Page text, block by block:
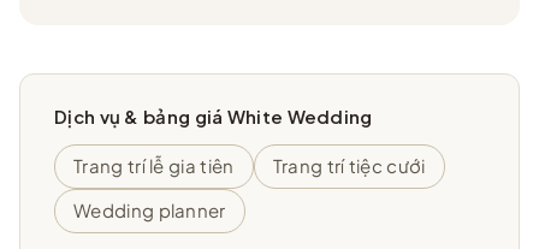
Dịch vụ & bảng giá White Wedding
Trang trí lễ gia tiên
Trang trí tiệc cưới
Wedding planner